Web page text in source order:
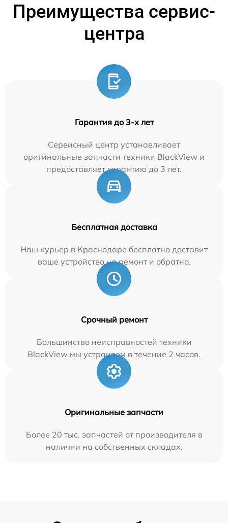
Преимущества сервис-
центра
Гарантия до 3-х лет
Сервисный центр устанавливает
оригинальные запчасти техники BlackView и
предоставляет гарантию до 3 лет.
Бесплатная доставка
Наш курьер в Краснодаре бесплатно доставит
ваше устройство на ремонт и обратно.
Срочный ремонт
Большинство неисправностей техники
BlackView мы устраняем в течение 2 часов.
Оригинальные запчасти
Более 20 тыс. запчастей от производителя в
наличии на собственных складах.